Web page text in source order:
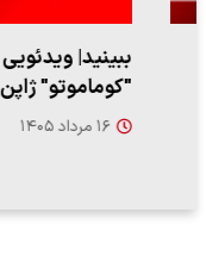
"کوماموتو" ژاپن ۹ روز…